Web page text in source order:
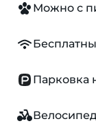
Можно с
Парковка